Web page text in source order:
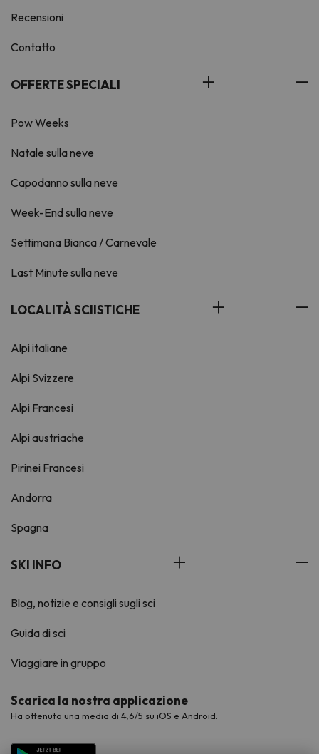
Recensioni
Contatto
OFFERTE SPECIALI
Pow Weeks
Natale sulla neve
Capodanno sulla neve
Week-End sulla neve
Settimana Bianca / Carnevale
Last Minute sulla neve
LOCALITÀ SCIISTICHE
Alpi italiane
Alpi Svizzere
Alpi Francesi
Alpi austriache
Pirinei Francesi
Andorra
Spagna
SKI INFO
Blog, notizie e consigli sugli sci
Guida di sci
Viaggiare in gruppo
Scarica la nostra applicazione
Ha ottenuto una media di 4,6/5 su iOS e Android.